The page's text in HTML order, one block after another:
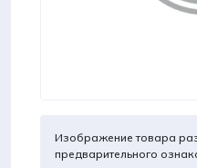
Изображение товара
предварительного